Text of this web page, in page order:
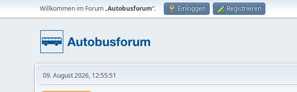
Willkommen im Forum „Autobusforum“. Einloggen Registrieren
09. August 2026, 12:55:51